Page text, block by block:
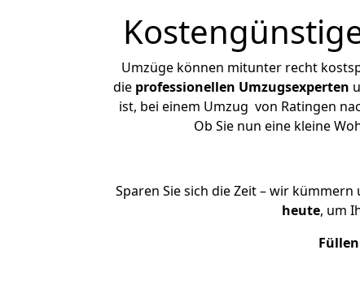
Umzüge können mitunter recht
die professionellen Umzugsexperten
ist, bei einem Umzug von Ratingen
Ob Sie nun eine kleine
Sparen Sie sich die Zeit – wir
heute, um